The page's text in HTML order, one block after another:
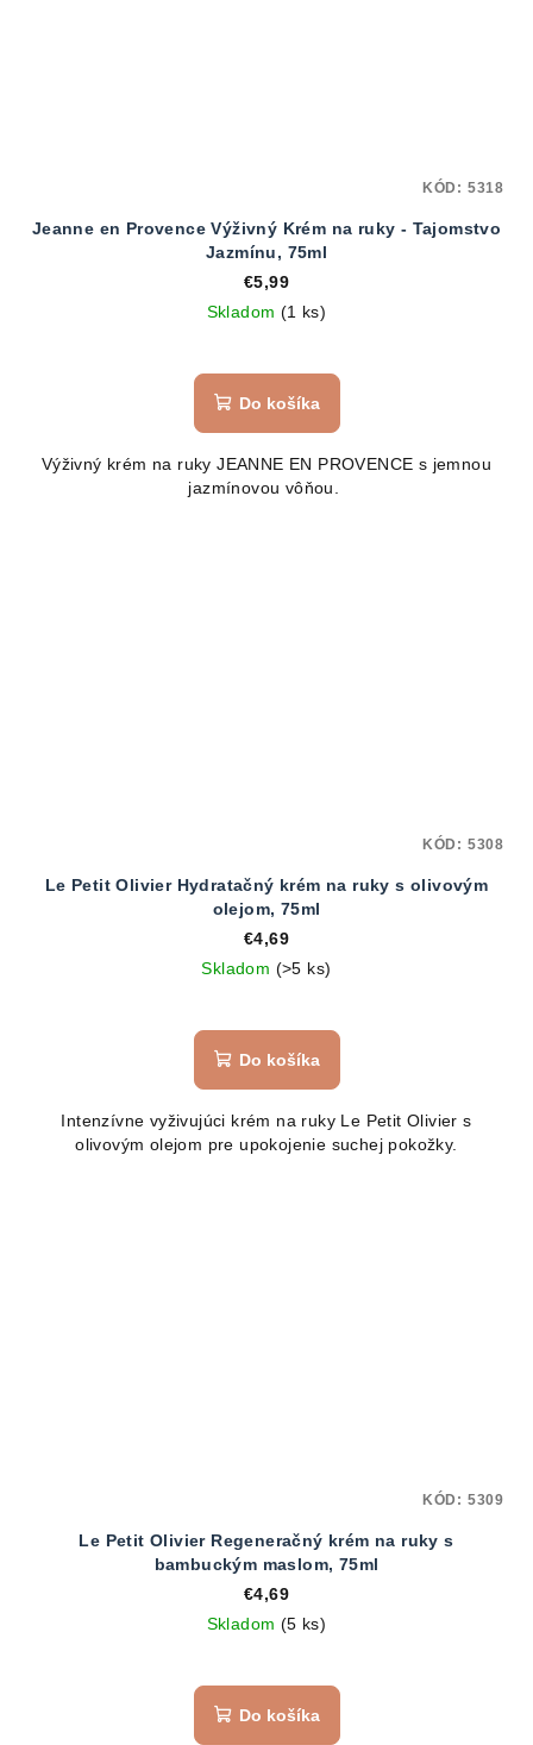
Jeanne en Provence Výživný Krém na ruky - Tajomstvo
Jazmínu, 75ml
€5,99
Skladom (1 ks)
Do košíka
Výživný krém na ruky JEANNE EN PROVENCE s jemnou
jazmínovou vôňou.
KÓD: 5318
Le Petit Olivier Hydratačný krém na ruky s olivovým
olejom, 75ml
€4,69
Skladom (>5 ks)
Do košíka
Intenzívne vyživujúci krém na ruky Le Petit Olivier s
olivovým olejom pre upokojenie suchej pokožky.
KÓD: 5308
Le Petit Olivier Regeneračný krém na ruky s
bambuckým maslom, 75ml
€4,69
Skladom (5 ks)
Do košíka
KÓD: 5309